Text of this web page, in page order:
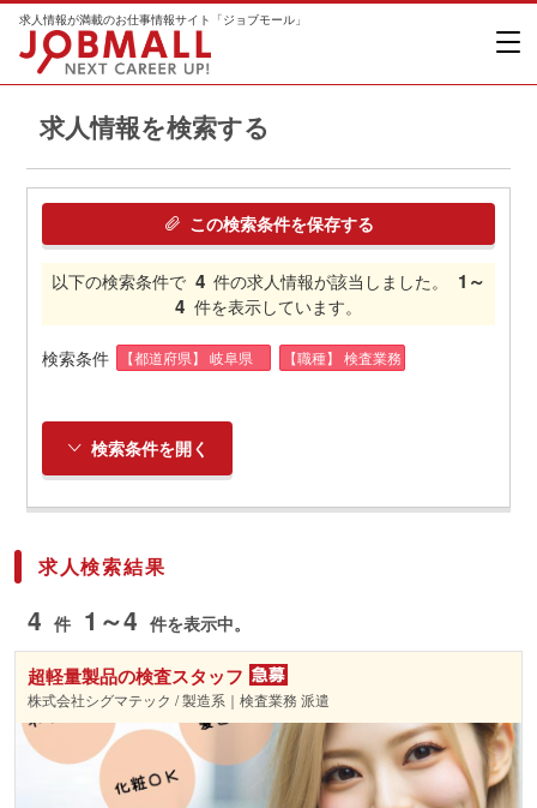
求人情報が満載のお仕事情報サイト「ジョブモール」
求人情報を検索する
この検索条件を保存する
以下の検索条件で 4 件の求人情報が該当しました。
1～
4 件を表示しています。
検索条件 【都道府県】 岐阜県 【職種】 検査業務
検索条件を開く
求人検索結果
4 件 1～4 件を表示中。
超軽量製品の検査スタッフ
株式会社シグマテック / 製造系｜検査業務 派遣